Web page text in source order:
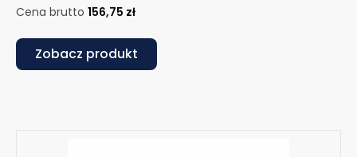
Cena brutto 156,75 zł
Zobacz produkt